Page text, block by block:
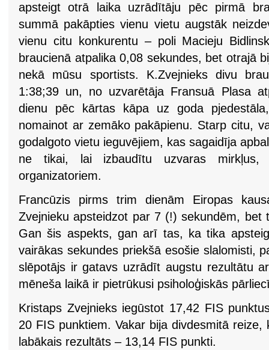
apsteigt otrā laika uzrādītāju pēc pirmā
summā pakāpties vienu vietu augstāk
vienu citu konkurentu – poli Macieju
braucienā atpalika 0,08 sekundes, bet otrajā
nekā mūsu sportists. K.Zvejnieks divu
1:38;39 un, no uzvarētāja Fransuā Plasa
dienu pēc kārtas kāpa uz goda
nomainot ar zemāko pakāpienu. Starp citu,
godalgoto vietu ieguvējiem, kas sagaidīja
ne tikai, lai izbaudītu uzvaras
organizatoriem.
Francūzis pirms trim dienām Eiropas
Zvejnieku apsteidzot par 7 (!) sekundēm, bet
Gan šis aspekts, gan arī tas, ka tika
vairākas sekundes priekšā esošie slalomisti,
slēpotājs ir gatavs uzrādīt augstu rezultātu
mēneša laikā ir pietrūkusi psiholoģiskās
Kristaps Zvejnieks iegūstot 17,42 FIS
20 FIS punktiem. Vakar bija divdesmitā
labākais rezultāts – 13,14 FIS punkti.